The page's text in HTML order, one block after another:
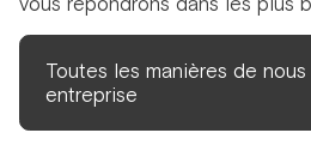
Toutes les manières de
entreprise